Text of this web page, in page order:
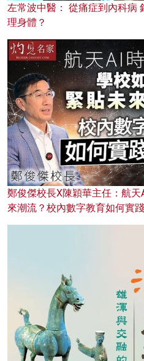
左常波中醫： 從痛症到內科病
理身體？
鄭俊傑校長X陳穎華主任：航
來潮流？校內數字教育如何實